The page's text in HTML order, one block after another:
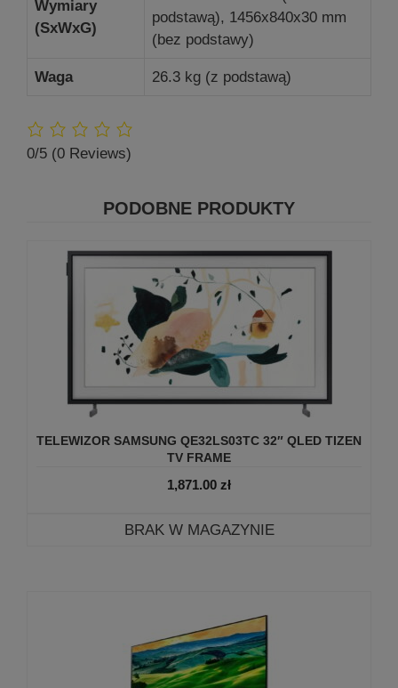
Wymiary
(SxWxG)
podstawą), 1456x840x30 mm
(bez podstawy)
Waga 26.3 kg (z podstawą)
0/5 (0 Reviews)
PODOBNE PRODUKTY
TELEWIZOR SAMSUNG QE32LS03TC 32″ QLED TIZEN
TV FRAME
1,871.00 zł
BRAK W MAGAZYNIE